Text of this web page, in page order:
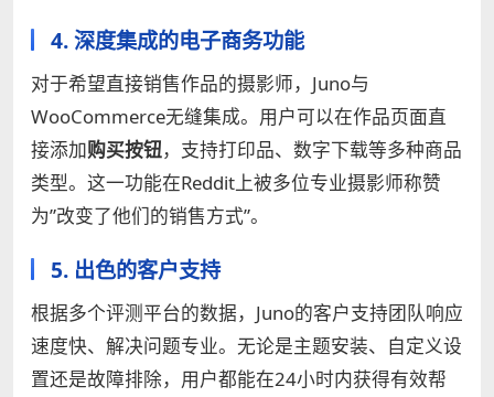
4. 深度集成的电子商务功能
对于希望直接销售作品的摄影师，Juno与
WooCommerce无缝集成。用户可以在作品页面直
接添加购买按钮，支持打印品、数字下载等多种商品
类型。这一功能在Reddit上被多位专业摄影师称赞
为”改变了他们的销售方式”。
5. 出色的客户支持
根据多个评测平台的数据，Juno的客户支持团队响应
速度快、解决问题专业。无论是主题安装、自定义设
置还是故障排除，用户都能在24小时内获得有效帮